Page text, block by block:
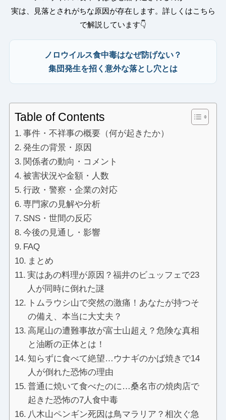
実は、見落とされがちな原因が存在します。詳しくはこちら
で解説しています👇
ノロウイルス食中毒はなぜ防げない？
集団発生を招く意外な落とし穴とは
Table of Contents
事件・不祥事の概要（何が起きたか）
発生の背景・原因
関係者の動向・コメント
被害状況や金額・人数
行政・警察・企業の対応
専門家の見解や分析
SNS・世間の反応
今後の見通し・影響
FAQ
まとめ
実はあの料理が原因？福井のビュッフェで23
人が同時に倒れた謎
トムラウシ山で突然の激痛！あなたが持つそ
の備え、本当に大丈夫？
高尾山の遭難事故が富士山超え？危険な真相
と油断の正体とは！
知らずに食べて絶望…ウナギのかば焼きで14
人が倒れた恐怖の理由
普通に焼いて食べたのに…桑名市の焼肉店で
起きた恐怖の7人食中毒
八木山ペンギン死因は鳥マラリア？相次ぐ急